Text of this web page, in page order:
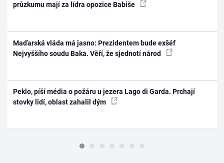
průzkumu mají za lídra opozice Babiše
Maďarská vláda má jasno: Prezidentem bude exšéf
Nejvyššího soudu Baka. Věří, že sjednotí národ
Peklo, píší média o požáru u jezera Lago di Garda. Prchají
stovky lidí, oblast zahalil dým